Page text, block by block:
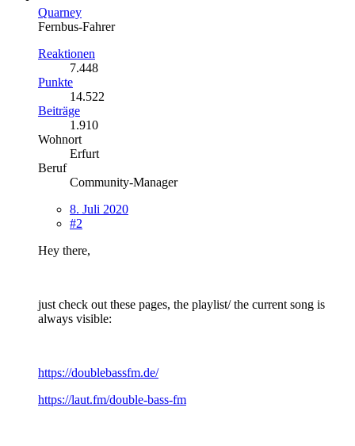
Quarney
Fernbus-Fahrer
Reaktionen
7.448
Punkte
14.522
Beiträge
1.910
Wohnort
Erfurt
Beruf
Community-Manager
8. Juli 2020
#2
Hey there,
just check out these pages, the playlist/ the current song is
always visible:
https://doublebassfm.de/
https://laut.fm/double-bass-fm